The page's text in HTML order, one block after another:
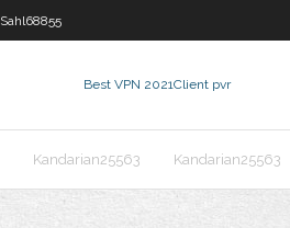
Sahl68855
Best VPN 2021Client pvr
Kandarian25563 Kandarian25563